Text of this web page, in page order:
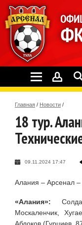
Главная / Новости /
18 тур.
09.11.2024 17:47
Алания – Арсенал –
«Алания»:
Москаленчик,
Абдоков (Гурциев,